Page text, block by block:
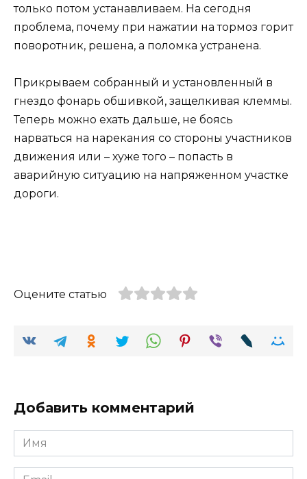
только потом устанавливаем. На сегодня
проблема, почему при нажатии на тормоз горит
поворотник, решена, а поломка устранена.
Прикрываем собранный и установленный в
гнездо фонарь обшивкой, защелкивая клеммы.
Теперь можно ехать дальше, не боясь
нарваться на нарекания со стороны участников
движения или – хуже того – попасть в
аварийную ситуацию на напряженном участке
дороги.
Оцените статью
Добавить комментарий
Имя
Email